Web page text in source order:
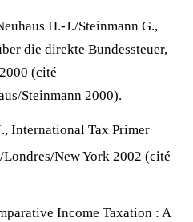
H.-J./Steinmann G.,
die direkte Bundessteuer,
(cité
Steinmann 2000).
International Tax Primer
Londres/New York 2002 (cité
Income Taxation : A